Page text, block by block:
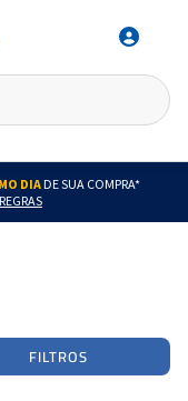
DIADE SUA COMPRA*
FILTROS